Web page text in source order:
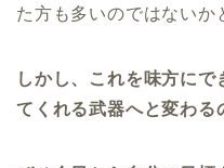
た方も多いのではないか
しかし、これを味方に
てくれる武器へと変わる